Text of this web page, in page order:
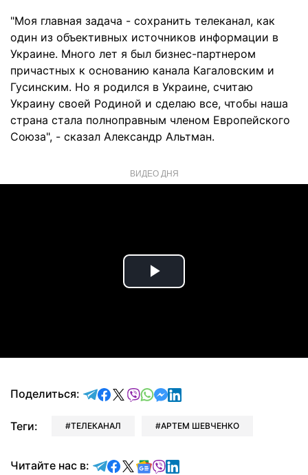
"Моя главная задача - сохранить телеканал, как
один из объективных источников информации в
Украине. Много лет я был бизнес-партнером
причастных к основанию канала Кагаловским и
Гусинским. Но я родился в Украине, считаю
Украину своей Родиной и сделаю все, чтобы наша
страна стала полноправным членом Европейского
Союза", - сказал Александр Альтман.
ВИДЕО ДНЯ
Play
Поделиться: отправить в Telegram
поделиться в Facebook
поделиться в X
отправить в Viber
отправить в Whatsapp
отправить в Messenger
отправить в LinkedIn
Теги: ТЕЛЕКАНАЛ АРТЕМ ШЕВЧЕНКО
Читайте нас в: Читайте в Telegram
Читайте в Facebook
Читайте в X
Читайте в Google news
Читайте в Viber
Читайте в LinkedIn